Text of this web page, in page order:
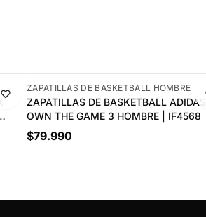
NUEVO
ZAPATILLAS DE BASKETBALL HOMBRE
ZAPATILLAS DE BASKETBALL ADIDAS
OWN THE GAME 3 HOMBRE | IF4568
$79.990